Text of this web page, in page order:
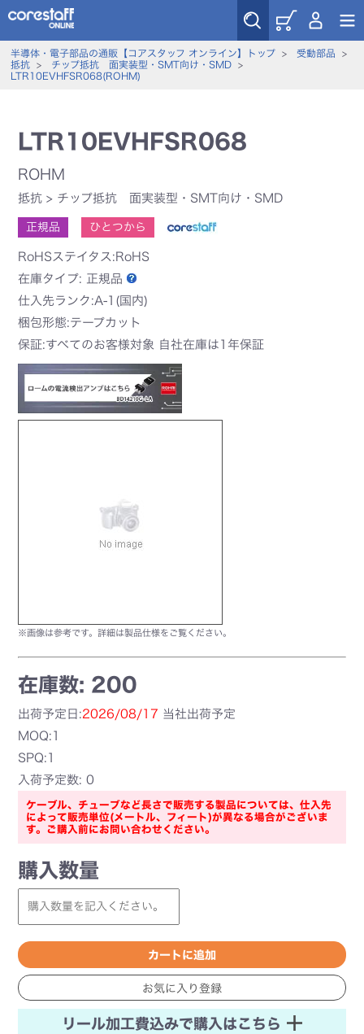
半導体・電子部品の通販【コアスタッフ オンライン】トップ> 受動部品 >
抵抗> チップ抵抗 面実装型・SMT向け・SMD>
LTR10EVHFSR068(ROHM)
LTR10EVHFSR068
ROHM
抵抗 > チップ抵抗 面実装型・SMT向け・SMD
正規品 ひとつから
RoHSステイタス:RoHS
在庫タイプ: 正規品
仕入先ランク:A-1(国内)
梱包形態:テープカット
保証:すべてのお客様対象 自社在庫は1年保証
※画像は参考です。詳細は製品仕様をご覧ください。
在庫数: 200
出荷予定日:2026/08/17 当社出荷予定
MOQ:1
SPQ:1
入荷予定数: 0
ケーブル、チューブなど長さで販売する製品については、仕入先
によって販売単位(メートル、フィート)が異なる場合がございま
す。ご購入前にお問い合わせください。
購入数量
リール加工費込みで購入はこちら